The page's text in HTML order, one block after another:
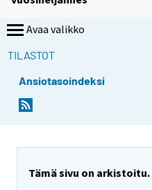
Avaa valikko
TILASTOT
Ansiotasoindeksi
Tämä sivu on arkistoitu.